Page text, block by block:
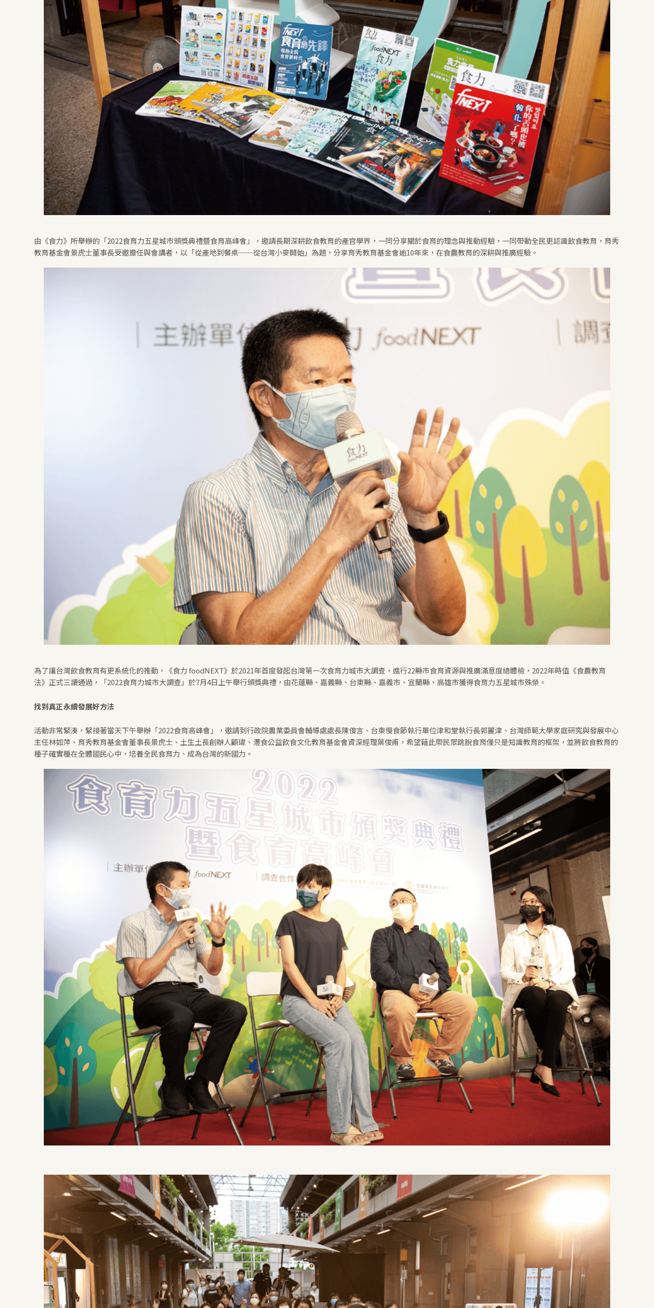
由《食力》所舉辦的「2022食育力五星城市頒獎典禮暨食育高峰會」，邀請長期深耕飲食教育的產官學界，一同分享關於食育的理念與推動經驗，一同帶動全民更認識飲食教育，育秀
教育基金會景虎士董事長受邀擔任與會講者，以「從產地到餐桌──從台灣小麥開始」為題，分享育秀教育基金會逾10年來，在食農教育的深耕與推廣經驗。
為了讓台灣飲食教育有更系統化的推動，《食力 foodNEXT》於2021年首度發起台灣第一次食育力城市大調查，進行22縣市食育資源與推廣滿意度總體檢，2022年時值《食農教育
法》正式三讀通過，「2022食育力城市大調查」於7月4日上午舉行頒獎典禮，由花蓮縣、嘉義縣、台東縣、嘉義市、宜蘭縣、高雄市獲得食育力五星城市殊榮。
找到真正永續發展好方法
活動非常緊湊，緊接著當天下午舉辦「2022食育高峰會」，邀請到行政院農業委員會輔導處處長陳俊言、台東慢食節執行單位津和堂執行長郭麗津、台灣師範大學家庭研究與發展中心
主任林如萍、育秀教育基金會董事長景虎士、土生土長創辦人顧瑋、灃食公益飲食文化教育基金會資深經理葉俊甫，希望藉此帶民眾跳脫食育僅只是知識教育的框架，並將飲食教育的
種子確實種在全體國民心中，培養全民食育力、成為台灣的新國力。